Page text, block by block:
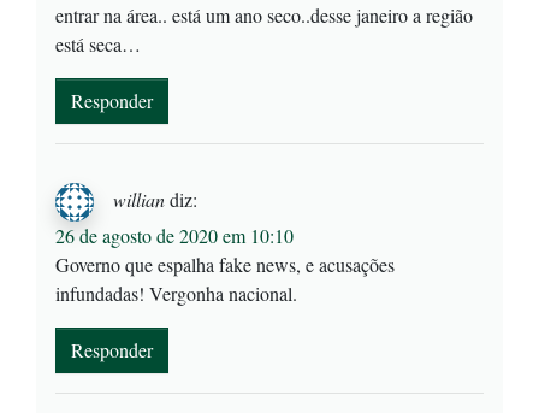
entrar na área.. está um ano seco..desse janeiro a região
está seca…
Responder
williandiz:
26 de agosto de 2020 em 10:10
Governo que espalha fake news, e acusações
infundadas! Vergonha nacional.
Responder